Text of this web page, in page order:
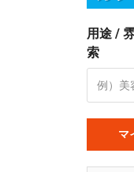
用途 /
索
マ